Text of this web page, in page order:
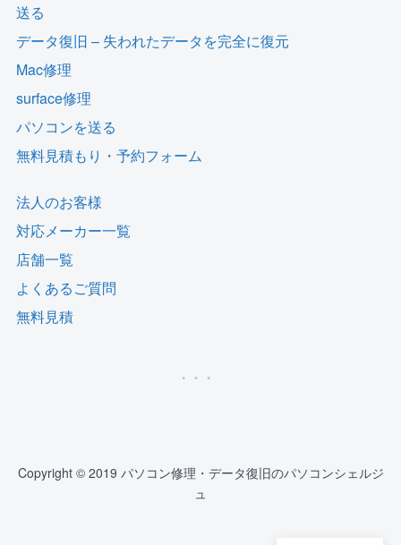
送る
データ復旧 – 失われたデータを完全に復元
Mac修理
surface修理
パソコンを送る
無料見積もり・予約フォーム
法人のお客様
対応メーカー一覧
店舗一覧
よくあるご質問
無料見積
Copyright © 2019 パソコン修理・データ復旧のパソコンシェルジ
ュ